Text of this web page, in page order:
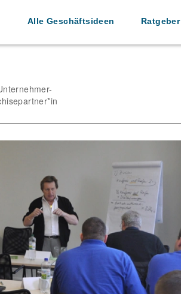
Alle Geschäftsideen Ratgeber